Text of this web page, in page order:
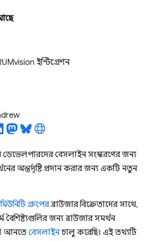
ইন্টিগ্রেশন
বেসলাইন সংস্করণের জন্য
অন্তর্দৃষ্টি প্রদান করার জন্য একটি নতুন
গ্রুপেরব্রাউজার বিক্রেতাদের সাথে,
জন্য ব্রাউজার সমর্থন
আনতেবেসলাইনচালু করেছি। এই তথ্যটি